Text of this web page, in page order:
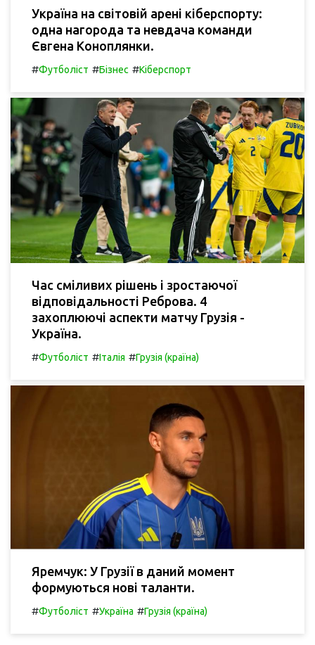
Україна на світовій арені кіберспорту:
одна нагорода та невдача команди
Євгена Коноплянки.
#Футболіст #Бізнес #Кіберспорт
Час сміливих рішень і зростаючої
відповідальності Реброва. 4
захоплюючі аспекти матчу Грузія -
Україна.
#Футболіст #Італія #Грузія (країна)
Яремчук: У Грузії в даний момент
формуються нові таланти.
#Футболіст #Україна #Грузія (країна)